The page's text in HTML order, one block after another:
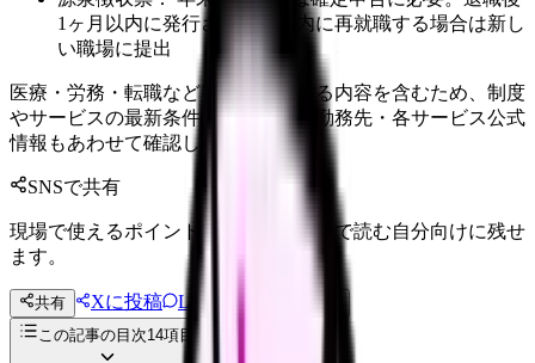
1ヶ月以内に発行される。年内に再就職する場合は新し
い職場に提出
医療・労務・転職など判断に影響する内容を含むため、制度
やサービスの最新条件は公的機関・勤務先・各サービス公式
情報もあわせて確認してください。
SNSで共有
現場で使えるポイントを、同僚やあとで読む自分向けに残せ
ます。
共有 Xに投稿 LINE
投稿文コピー
この記事の目次14項目